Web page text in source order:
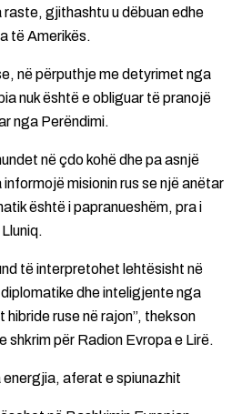
gjithashtu u dëbuan edhe
të Amerikës.
në përputhje me detyrimet nga
nuk është e obliguar të pranojë
nga Perëndimi.
në çdo kohë dhe pa asnjë
misionin rus se një anëtar
është i papranueshëm, pra i
të interpretohet lehtësisht në
dhe inteligjente nga
ruse në rajon”, thekson
shkrim për Radion Evropa e Lirë.
aferat e spiunazhit